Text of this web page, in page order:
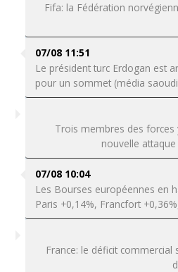
Fifa: la Fédération
07/08 11:51
Le président turc Erdogan est
pour un sommet (média
Trois membres des
nouvelle
07/08 10:04
Les Bourses européennes en
Paris +0,14%, Francfort
France: le déficit